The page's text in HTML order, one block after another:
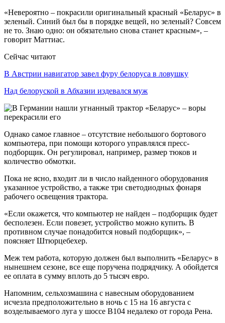
«Невероятно – покрасили оригинальный красный «Беларус» в
зеленый. Синий был бы в порядке вещей, но зеленый? Совсем
не то. Знаю одно: он обязательно снова станет красным», –
говорит Маттиас.
Сейчас читают
В Австрии навигатор завел фуру белоруса в ловушку
Над белоруской в Абхазии издевался муж
Однако самое главное – отсутствие небольшого бортового
компьютера, при помощи которого управлялся пресс-
подборщик. Он регулировал, например, размер тюков и
количество обмотки.
Пока не ясно, входит ли в число найденного оборудования
указанное устройство, а также три светодиодных фонаря
рабочего освещения трактора.
«Если окажется, что компьютер не найден – подборщик будет
бесполезен. Если повезет, устройство можно купить. В
противном случае понадобится новый подборщик», –
поясняет Штюрцебехер.
Меж тем работа, которую должен был выполнить «Беларус» в
нынешнем сезоне, все еще поручена подрядчику. А обойдется
ее оплата в сумму вплоть до 5 тысяч евро.
Напомним, сельхозмашина с навесным оборудованием
исчезла предположительно в ночь с 15 на 16 августа с
возделываемого луга у шоссе B104 недалеко от города Рена.